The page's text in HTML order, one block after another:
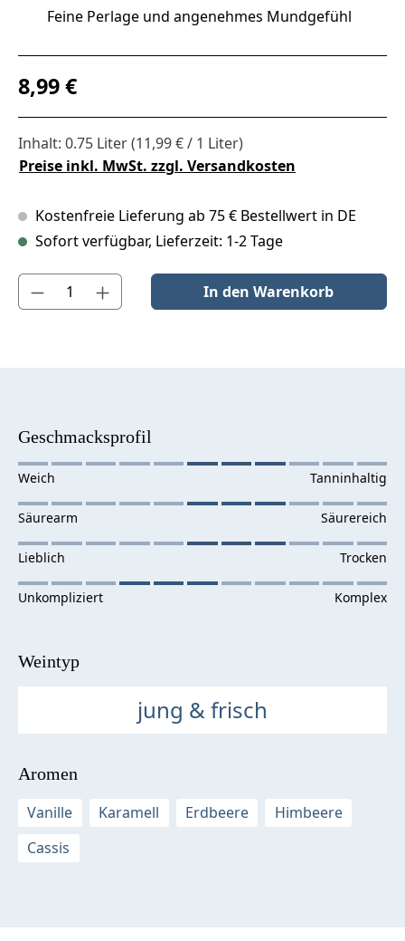
Feine Perlage und angenehmes Mundgefühl
Regulärer Preis:
8,99 €
Inhalt: 0.75 Liter(11,99 € / 1 Liter)
Preise inkl. MwSt. zzgl. Versandkosten
Kostenfreie Lieferung ab 75 € Bestellwert in DE
Sofort verfügbar, Lieferzeit: 1-2 Tage
Produkt Anzahl: Gib den gewünschten Wert ein oder benutze
In den Warenkorb
Geschmacksprofil
Weintyp
jung & frisch
Aromen
Vanille
Karamell Erdbeere
Himbeere
Cassis